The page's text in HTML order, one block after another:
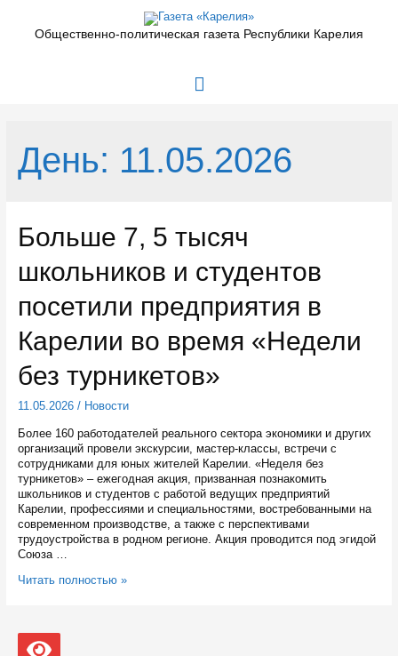
содержимомуОбщественно-политическая газета Республики Карелия
Главное
День: 11.05.2026
Больше 7, 5 тысяч
школьников и студентов
посетили предприятия в
Карелии во время «Недели
без турникетов»
11.05.2026/ Новости
Более 160 работодателей реального сектора экономики и других
организаций провели экскурсии, мастер-классы, встречи с
сотрудниками для юных жителей Карелии. «Неделя без
турникетов» – ежегодная акция, призванная познакомить
школьников и студентов с работой ведущих предприятий
Карелии, профессиями и специальностями, востребованными на
современном производстве, а также с перспективами
трудоустройства в родном регионе. Акция проводится под эгидой
Союза …
Больше
школьников
Читать полностью »